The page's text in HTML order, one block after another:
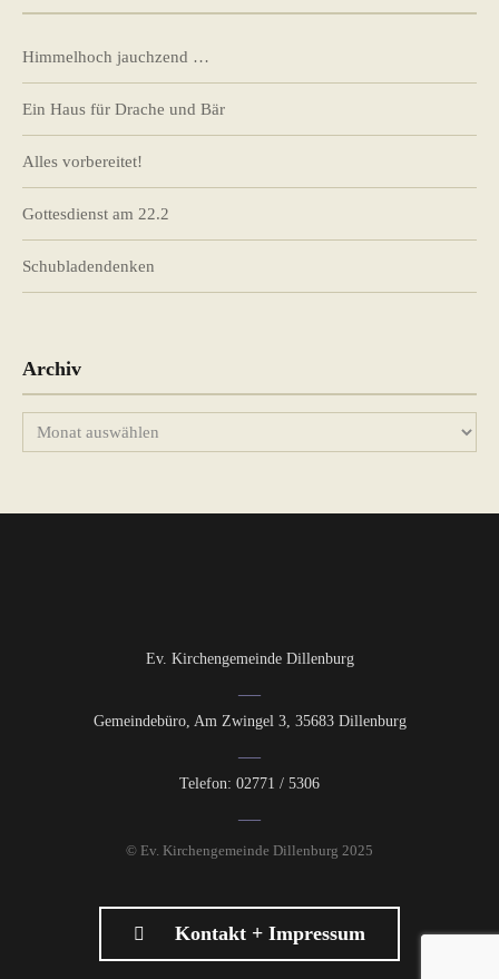
Himmelhoch jauchzend …
Ein Haus für Drache und Bär
Alles vorbereitet!
Gottesdienst am 22.2
Schubladendenken
Archiv
Archiv
Ev. Kirchengemeinde Dillenburg
Gemeindebüro, Am Zwingel 3, 35683 Dillenburg
Telefon: 02771 / 5306
© Ev. Kirchengemeinde Dillenburg 2025
Kontakt + Impressum